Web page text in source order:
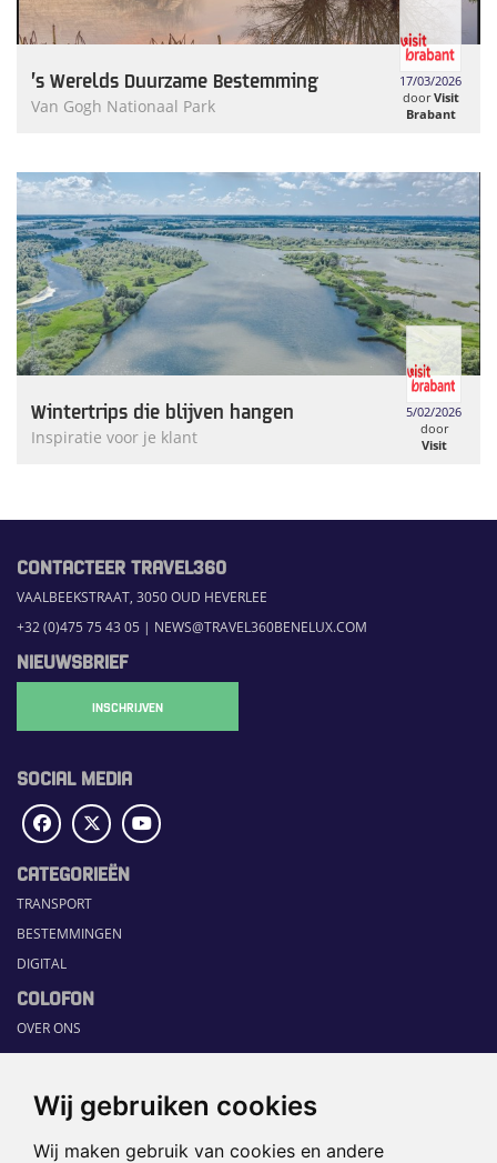
Wij gebruiken cookies
Wij maken gebruik van cookies en andere
’s Werelds Duurzame Bestemming
Van Gogh Nationaal Park
17/03/2026
doorVisit
Brabant
Wintertrips die blijven hangen
Inspiratie voor je klant
5/02/2026
door
Visit
CONTACTEER TRAVEL360
VAALBEEKSTRAAT, 3050 OUD HEVERLEE
+32 (0)475 75 43 05 | NEWS@TRAVEL360BENELUX.COM
NIEUWSBRIEF
INSCHRIJVEN
SOCIAL MEDIA
CATEGORIEËN
TRANSPORT
BESTEMMINGEN
DIGITAL
COLOFON
OVER ONS
COMMUNICATION PLATFORM
RUBRIEKEN
HOME